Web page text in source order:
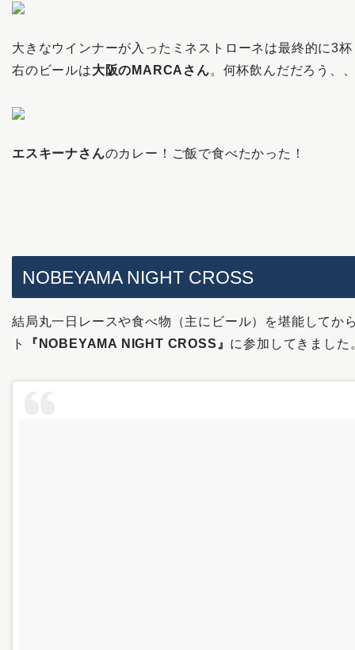
大きなウインナーが入ったミネストローネは最終的に3
右のビールは大阪のMARCAさん。何杯飲んだだろう、
エスキーナさんのカレー！ご飯で食べたかった！
NOBEYAMA NIGHT CROSS
結局丸一日レースや食べ物（主にビール）を堪能してか
ト
『NOBEYAMA NIGHT CROSS』 に参加してきました